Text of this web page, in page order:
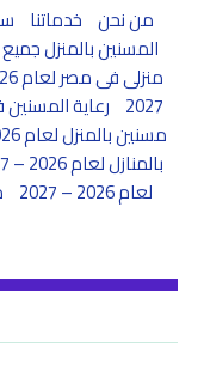
من نحن خدماتنا
المسنين بالمنزل جميع
منزلى فى مصر لعام 2026 – 2027
2027 رعاية المسنين في
مسنين بالمنزل لعام 2026 – 2027
بالمنازل لعام 2026 – 2027
لعام 2026 – 2027